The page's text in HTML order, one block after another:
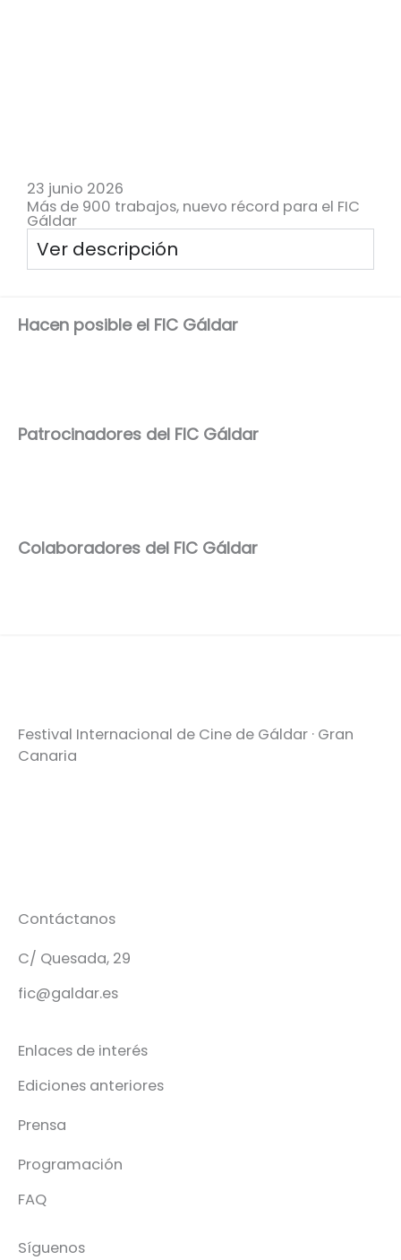
23 junio 2026
Más de 900 trabajos, nuevo récord para el FIC
Gáldar
Ver descripción
Hacen posible el FIC Gáldar
Patrocinadores del FIC Gáldar
Colaboradores del FIC Gáldar
Festival Internacional de Cine de Gáldar · Gran
Canaria
Contáctanos
C/ Quesada, 29
fic@galdar.es
Enlaces de interés
Ediciones anteriores
Prensa
Programación
FAQ
Síguenos